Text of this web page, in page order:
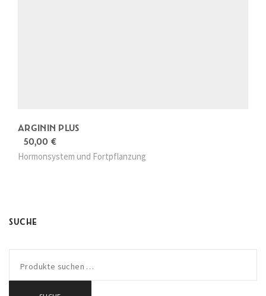
ARGININ PLUS
50,00 €
Hormonsystem und Fortpflanzung
SUCHE